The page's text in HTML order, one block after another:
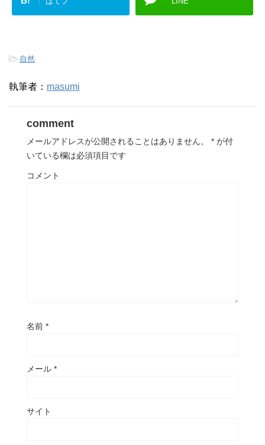
-自然
執筆者： masumi
comment
メールアドレスが公開されることはありません。 * が付
いている欄は必須項目です
コメント
名前 *
メール *
サイト